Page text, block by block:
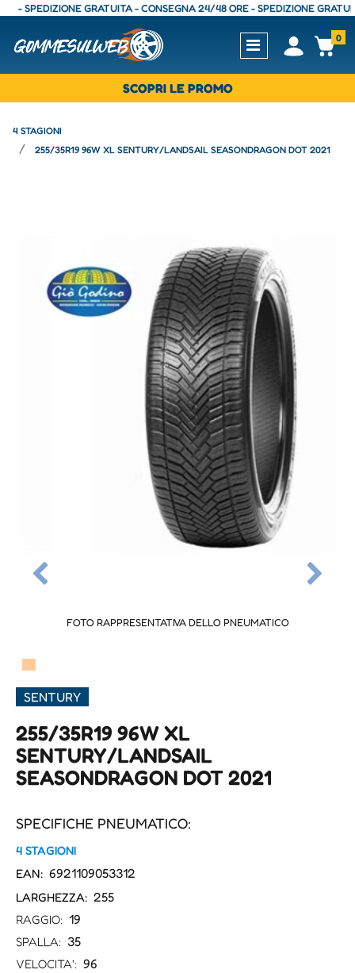
GRATUITA - CONSEGNA 24/48 ORE - SPEDIZIONE GRATUITA -
Open0
SCOPRI LE PROMO
4 STAGIONI
255/35R19 96W XL SENTURY/LANDSAIL SEASONDRAGON DOT 2021
FOTO RAPPRESENTATIVA DELLO PNEUMATICO
▀
SENTURY
255/35R19 96W XL
SENTURY/LANDSAIL
SEASONDRAGON DOT 2021
SPECIFICHE PNEUMATICO:
4 STAGIONI
EAN: 6921109053312
LARGHEZZA: 255
RAGGIO: 19
SPALLA: 35
VELOCITA': 96